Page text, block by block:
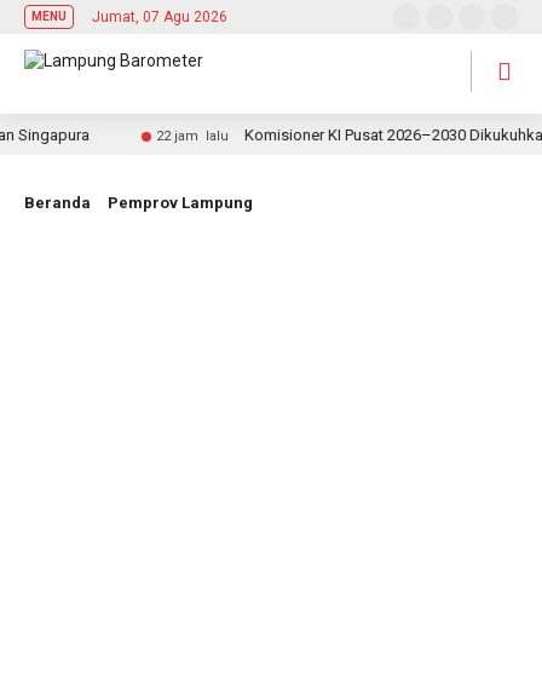
MENU Jumat, 07 Agu 2026
22 jam lalu Komisioner KI Pusat 2026–2030 Dikukuhkan,
Beranda Pemprov Lampung